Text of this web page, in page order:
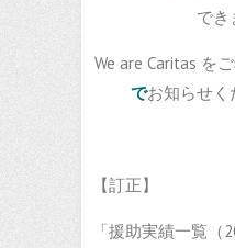
でき
We are Caritas を
でお知らせく
【訂正】
「援助実績一覧（